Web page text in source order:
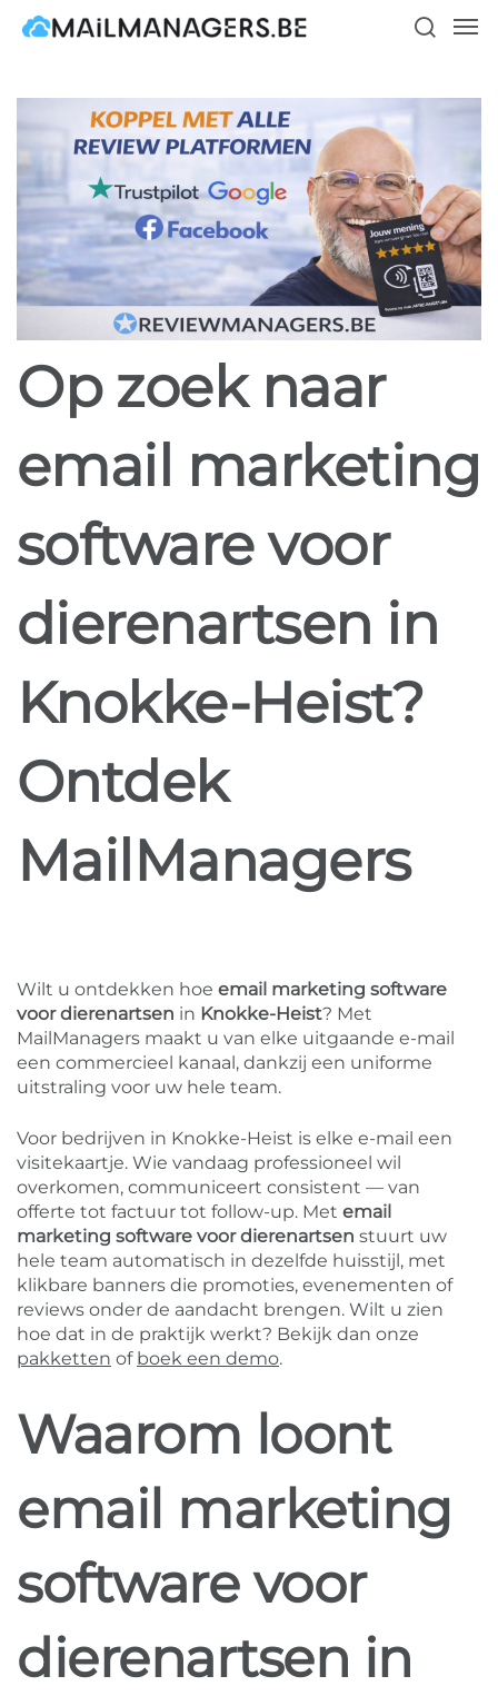
Skip
Op zoek naar
email marketing
software voor
dierenartsen in
Knokke-Heist?
Ontdek
MailManagers
Wilt u ontdekken hoe email marketing software
voor dierenartsen in Knokke-Heist? Met
MailManagers maakt u van elke uitgaande e-mail
een commercieel kanaal, dankzij een uniforme
uitstraling voor uw hele team.
Voor bedrijven in Knokke-Heist is elke e-mail een
visitekaartje. Wie vandaag professioneel wil
overkomen, communiceert consistent — van
offerte tot factuur tot follow-up. Met email
marketing software voor dierenartsen stuurt uw
hele team automatisch in dezelfde huisstijl, met
klikbare banners die promoties, evenementen of
reviews onder de aandacht brengen. Wilt u zien
hoe dat in de praktijk werkt? Bekijk dan onze
pakketten of boek een demo.
Waarom loont
email marketing
software voor
dierenartsen in